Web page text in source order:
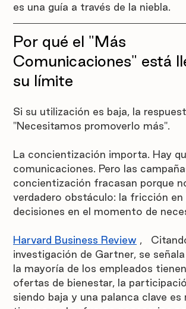
es una guía a través de la niebla.
Por qué el "Más
Comunicaciones" está
su límite
Si su utilización es baja, la
"Necesitamos promoverlo más".
La concientización importa. Hay
comunicaciones. Pero las
concientización fracasan porque
verdadero obstáculo: la fricción
decisiones en el momento de
Harvard Business Review
investigación de Gartner, se
la mayoría de los empleados
ofertas de bienestar, la
siendo baja y una palanca clave es